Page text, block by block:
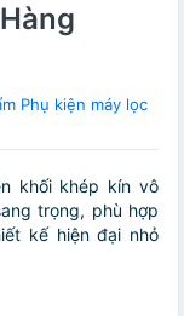
Phụ kiện máy lọc
khối khép kín vô
trọng, phù hợp
kế hiện đại nhỏ